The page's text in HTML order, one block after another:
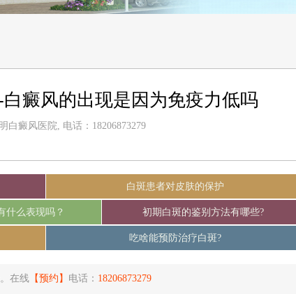
癜风的出现是因为免疫力低吗
白癜风医院, 电话：18206873279
白斑患者对皮肤的保护
什么表现吗？ 初期白斑的鉴别方法有哪些?
吃啥能预防治疗白斑?
在线 【预约】 电话： 18206873279